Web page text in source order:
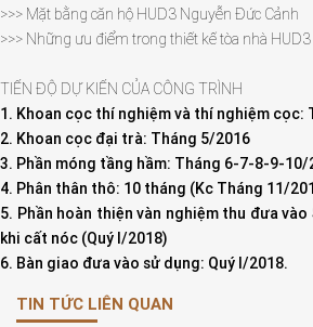
>>> Mặt bằng căn hộ HUD3 Nguyễn Đức Cảnh
>>> Những ưu điểm trong thiết kế tòa nhà
TIẾN ĐỘ DỰ KIẾN CỦA CÔNG TRÌNH
1. Khoan cọc thí nghiệm và thí nghiệm
2. Khoan cọc đại trà: Tháng 5/2016
3. Phần móng tầng hầm: Tháng 6-7-8-9-10/
4. Phân thân thô: 10 tháng (Kc Tháng 11/
5. Phần hoàn thiện vàn nghiệm thu đưa
khi cất nóc (Quý I/2018)
6. Bàn giao đưa vào sử dụng: Quý I/2018.
TIN TỨC LIÊN QUAN